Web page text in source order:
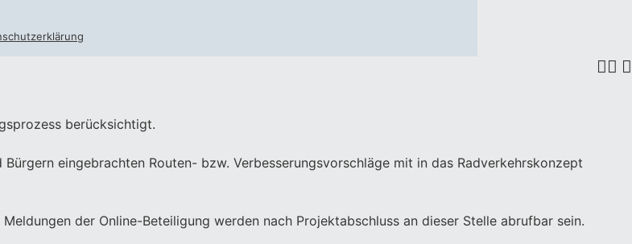
berücksichtigt.
eingebrachten Routen- bzw. Verbesserungsvorschläge mit in das Radverkehrskonzept
der Online-Beteiligung werden nach Projektabschluss an dieser Stelle abrufbar sein.